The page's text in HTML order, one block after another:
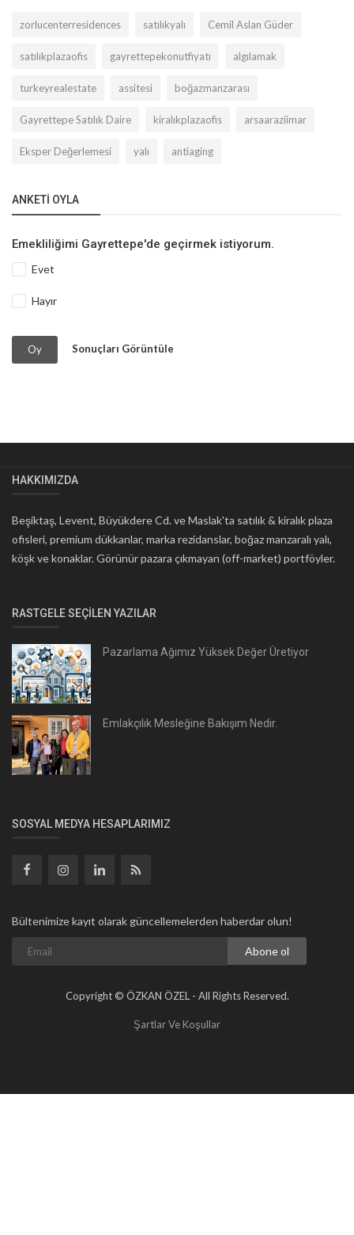
zorlucenterresidences satılıkyalı Cemil Aslan Güder
satılıkplazaofis gayrettepekonutfiyatı algılamak
turkeyrealestate assitesi boğazmanzarası
Gayrettepe Satılık Daire kiralıkplazaofis arsaaraziimar
Eksper Değerlemesi yalı antiaging
ANKETI OYLA
Emekliliğimi Gayrettepe'de geçirmek istiyorum.
Evet
Hayır
Oy Sonuçları Görüntüle
HAKKIMIZDA
Beşiktaş, Levent, Büyükdere Cd. ve Maslak'ta satılık & kiralık plaza
ofisleri, premium dükkanlar, marka rezidanslar, boğaz manzaralı yalı,
köşk ve konaklar. Görünür pazara çıkmayan (off-market) portföyler.
RASTGELE SEÇILEN YAZILAR
Pazarlama Ağımız Yüksek Değer Üretiyor
Emlakçılık Mesleğine Bakışım Nedir.
SOSYAL MEDYA HESAPLARIMIZ
Bültenimize kayıt olarak güncellemelerden haberdar olun!
Abone ol
Copyright © ÖZKAN ÖZEL - All Rights Reserved.
Şartlar Ve Koşullar